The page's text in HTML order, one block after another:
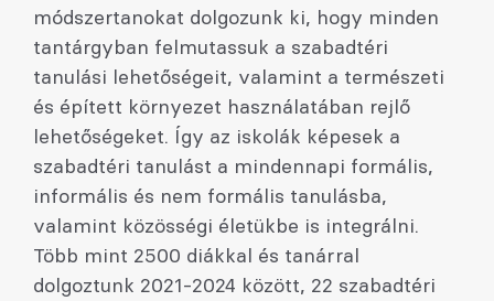
módszertanokat dolgozunk ki, hogy minden
tantárgyban felmutassuk a szabadtéri
tanulási lehetőségeit, valamint a természeti
és épített környezet használatában rejlő
lehetőségeket. Így az iskolák képesek a
szabadtéri tanulást a mindennapi formális,
informális és nem formális tanulásba,
valamint közösségi életükbe is integrálni.
Több mint 2500 diákkal és tanárral
dolgoztunk 2021-2024 között, 22 szabadtéri